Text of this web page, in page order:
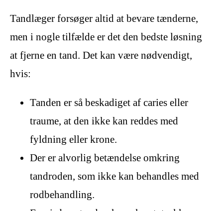
Tandlæger forsøger altid at bevare tænderne,
men i nogle tilfælde er det den bedste løsning
at fjerne en tand. Det kan være nødvendigt,
hvis:
Tanden er så beskadiget af caries eller
traume, at den ikke kan reddes med
fyldning eller krone.
Der er alvorlig betændelse omkring
tandroden, som ikke kan behandles med
rodbehandling.